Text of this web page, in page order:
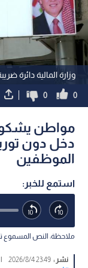
وزارة المالية دائرة
0
0
مواطن يشكو
دخل دون
الموظفين
استمع للخبر:
ملاحظة: النص المسموع
نشر :23:49 2026/8/4
|